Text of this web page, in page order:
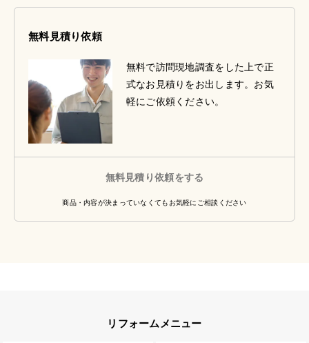
無料見積り依頼
無料で訪問現地調査をした上で正
式なお見積りをお出します。お気
軽にご依頼ください。
無料見積り依頼をする
商品・内容が決まっていなくてもお気軽にご相談ください
リフォームメニュー